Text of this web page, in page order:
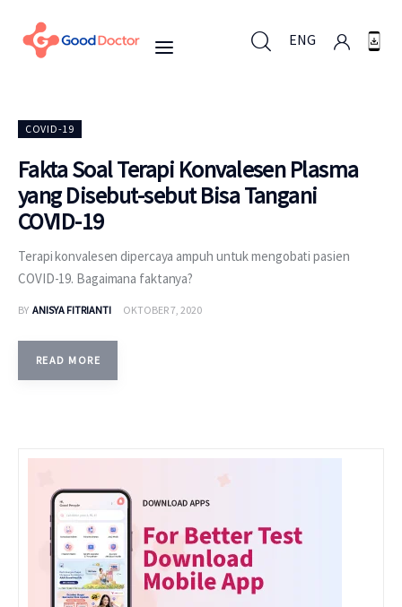
ENG
Untuk Bisnis
Untuk Anda
Mengapa Good Doctor
Berita
Layanan
COVID-19
Fakta Soal Terapi Konvalesen Plasma
yang Disebut-sebut Bisa Tangani
COVID-19
Terapi konvalesen dipercaya ampuh untuk mengobati pasien
COVID-19. Bagaimana faktanya?
BY ANISYA FITRIANTI OKTOBER 7, 2020
READ MORE